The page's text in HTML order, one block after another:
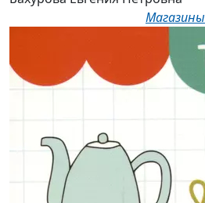
Магазины